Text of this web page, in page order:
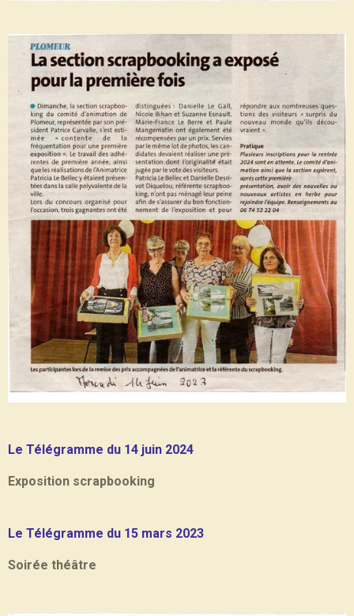
Le Télégramme du 14 juin 2024
Exposition scrapbooking
Le Télégramme du 15 mars 2023
Soirée théâtre